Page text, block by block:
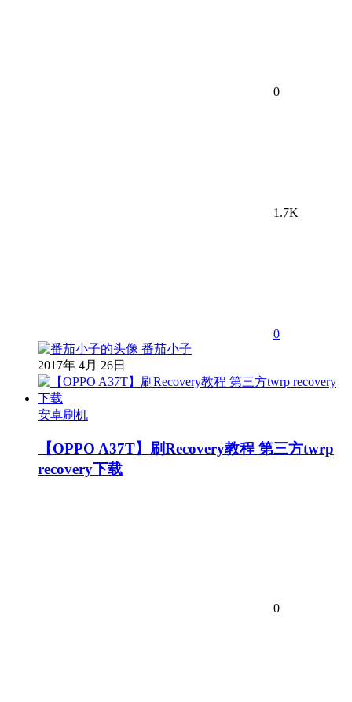
0
1.7K
0
番茄小子
2017年 4月 26日
安卓刷机
【OPPO A37T】刷Recovery教程 第三方twrp
recovery下载
0